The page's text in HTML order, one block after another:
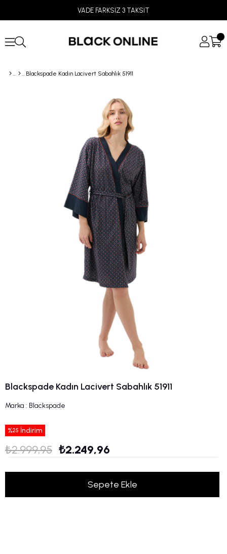
VADE FARKSIZ 3 TAKSİT
Blackspade Kadın Lacivert Sabahlık 51911
Blackspade Kadın Lacivert Sabahlık 51911
Marka : Blackspade
%25 İndirim
₺2.999,95 ₺2.249,96